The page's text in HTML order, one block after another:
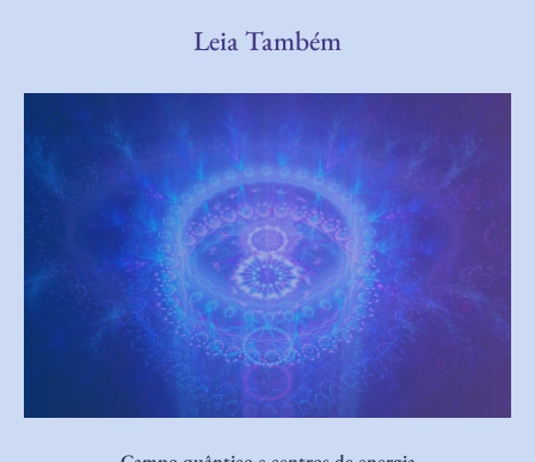
Leia Também